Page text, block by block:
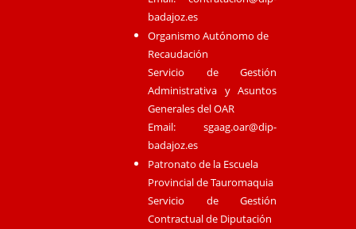
badajoz.es
Organismo Autónomo de
Recaudación
Servicio de Gestión
Administrativa y Asuntos
Generales del OAR
Email:sgaag.oar@dip-
badajoz.es
Patronato de la Escuela
Provincial de Tauromaquia
Servicio de Gestión
Contractual de Diputación